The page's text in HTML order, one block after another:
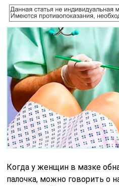
Когда у женщин в мазке
палочка, можно говорить о